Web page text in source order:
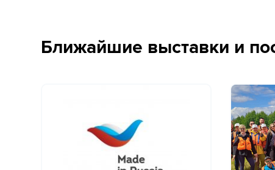
Ближайшие выставки и